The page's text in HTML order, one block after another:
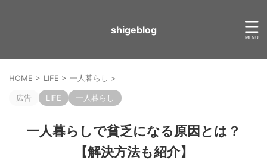
shigeblog
HOME > LIFE > 一人暮らし >
広告 LIFE 一人暮らし
一人暮らしで貧乏になる原因とは？
【解決方法も紹介】